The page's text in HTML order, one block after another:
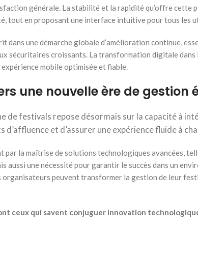
générale. La stabilité et la rapidité qu’offre cette
tout en proposant une interface intuitive pour tous les
dans une démarche globale d’amélioration continue,
sécuritaires croissants. La transformation digitale dans
mobile optimisée et fiable.
une nouvelle ère de gestion
de festivals repose désormais sur la capacité à
d’affluence et d’assurer une expérience fluide à
par la maîtrise de solutions technologiques avancées,
aussi une nécessité pour garantir le succès dans un
organisateurs peuvent transformer la gestion de leur
ceux qui savent conjuguer innovation